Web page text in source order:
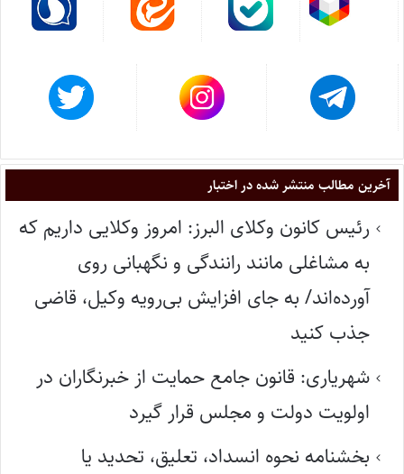
آخرین مطالب منتشر شده در اختبار
رئیس کانون وکلای البرز: امروز وکلایی داریم که
به مشاغلی مانند رانندگی و نگهبانی روی
آورده‌اند/ به جای افزایش بی‌رویه وکیل، قاضی
جذب کنید
شهریاری: قانون جامع حمایت از خبرنگاران در
اولویت دولت و مجلس قرار گیرد
بخشنامه نحوه انسداد، تعلیق، تحدید یا